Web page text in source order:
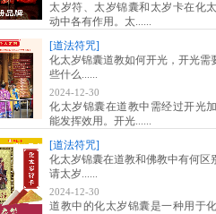
太岁符、太岁锦囊和太岁卡在化
动中各有作用。太......
[道法符咒]
化太岁锦囊道教如何开光，开光需
些什么......
2024-12-30
化太岁锦囊在道教中需经过开光
能发挥效用。开光......
[道法符咒]
化太岁锦囊在道教和佛教中有何区
请太岁......
2024-12-30
道教中的化太岁锦囊是一种用于